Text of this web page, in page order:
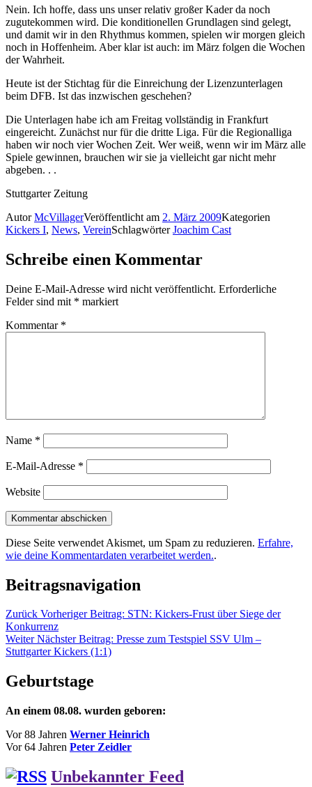
Nein. Ich hoffe, dass uns unser relativ großer Kader da noch
zugutekommen wird. Die konditionellen Grundlagen sind gelegt,
und damit wir in den Rhythmus kommen, spielen wir morgen gleich
noch in Hoffenheim. Aber klar ist auch: im März folgen die Wochen
der Wahrheit.
Heute ist der Stichtag für die Einreichung der Lizenzunterlagen
beim DFB. Ist das inzwischen geschehen?
Die Unterlagen habe ich am Freitag vollständig in Frankfurt
eingereicht. Zunächst nur für die dritte Liga. Für die Regionalliga
haben wir noch vier Wochen Zeit. Wer weiß, wenn wir im März alle
Spiele gewinnen, brauchen wir sie ja vielleicht gar nicht mehr
abgeben. . .
Stuttgarter Zeitung
AutorMcVillagerVeröffentlicht am 2. März 2009Kategorien
Kickers I, News, VereinSchlagwörterJoachim Cast
Schreibe einen Kommentar
Deine E-Mail-Adresse wird nicht veröffentlicht. Erforderliche
Felder sind mit * markiert
Kommentar *
Name *
E-Mail-Adresse *
Website
Diese Seite verwendet Akismet, um Spam zu reduzieren. Erfahre,
wie deine Kommentardaten verarbeitet werden..
Beitragsnavigation
Zurück Vorheriger Beitrag: STN: Kickers-Frust über Siege der
Konkurrenz
Weiter Nächster Beitrag: Presse zum Testspiel SSV Ulm –
Stuttgarter Kickers (1:1)
Geburtstage
An einem 08.08. wurden geboren:
Vor 88 Jahren Werner Heinrich
Vor 64 Jahren Peter Zeidler
Unbekannter Feed